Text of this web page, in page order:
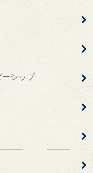
シップ